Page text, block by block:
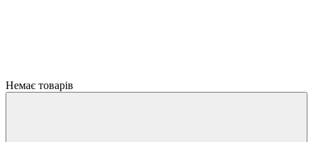
Немає товарів